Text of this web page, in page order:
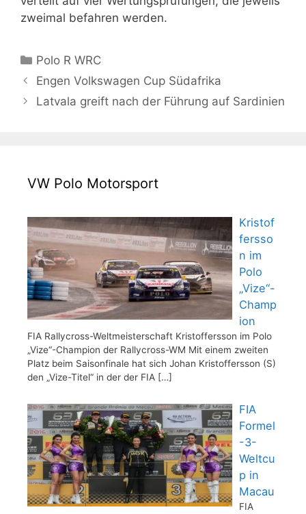
zweimal befahren werden.
Kategorien
Polo R WRC
Engen Volkswagen Cup Südafrika
Latvala greift nach der Führung auf Sardinien
VW Polo Motorsport
Kristof
fersso
n im
Polo
„Vize“-
Champ
ion
FIA Rallycross-Weltmeisterschaft Kristoffersson im Polo
„Vize“-Champion der Rallycross-WM Mit einem zweiten
Platz beim Saisonfinale hat sich Johan Kristoffersson (S)
den „Vize-Titel“ in der der FIA […]
FIA
Formel
-3-
Weltcu
p in
Macau
FIA